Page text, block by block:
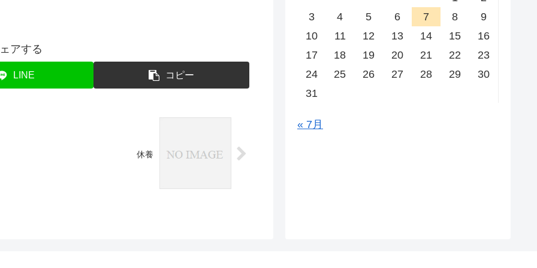
アする
LINE コピー
休養
3
4 5 6 7 8
9
10
11 12 13 14 15
16
17
18 19 20 21 22
23
24
25 26 27 28 29
30
31
« 7月